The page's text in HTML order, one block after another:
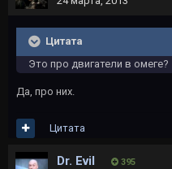
Цитата
Это про двигатели в омеге?
Да, про них.
Цитата
Dr. Evil 395